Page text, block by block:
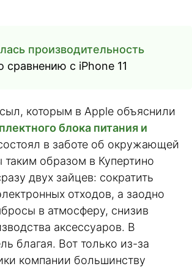
производительность
сравнению с iPhone 11
которым в Apple объяснили
блока питания и
в заботе об окружающей
таким образом в Купертино
двух зайцев: сократить
отходов, а заодно
в атмосферу, снизив
аксессуаров. В
благая. Вот только из-за
компании большинству